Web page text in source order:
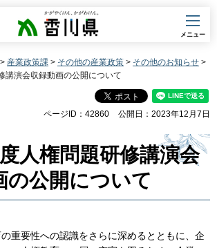
香川県
メニュー
> 産業政策課 > その他の産業政策 > その他のお知らせ >
講演会収録動画の公開について
ページID：42860 公開日：2023年12月7日
人権問題研修講演会
の公開について
重要性への認識をさらに深めるとともに、企